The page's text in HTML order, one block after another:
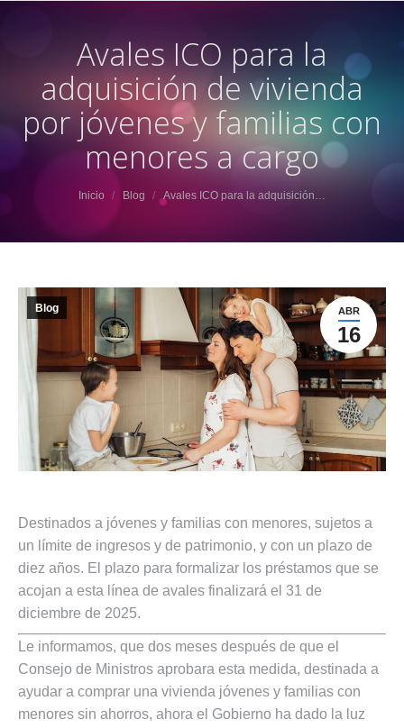
Avales ICO para la
adquisición de vivienda
por jóvenes y familias con
menores a cargo
Estás aquí:Inicio Blog Avales ICO para la adquisición…
ABR
16
Blog
Destinados a jóvenes y familias con menores, sujetos a
un límite de ingresos y de patrimonio, y con un plazo de
diez años. El plazo para formalizar los préstamos que se
acojan a esta línea de avales finalizará el 31 de
diciembre de 2025.
Le informamos, que dos meses después de que el
Consejo de Ministros aprobara esta medida, destinada a
ayudar a comprar una vivienda jóvenes y familias con
menores sin ahorros, ahora el Gobierno ha dado la luz